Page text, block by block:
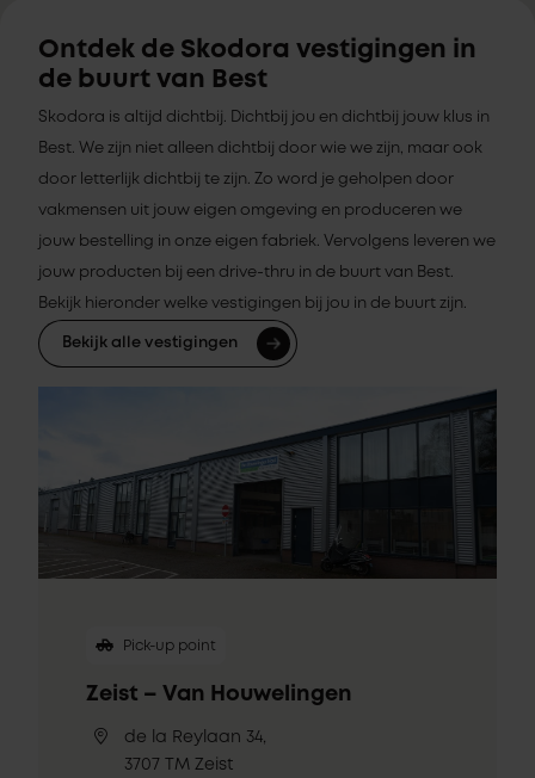
Ontdek de Skodora vestigingen in
de buurt van Best
Skodora is altijd dichtbij. Dichtbij jou en dichtbij jouw klus in
Best. We zijn niet alleen dichtbij door wie we zijn, maar ook
door letterlijk dichtbij te zijn. Zo word je geholpen door
vakmensen uit jouw eigen omgeving en produceren we
jouw bestelling in onze eigen fabriek. Vervolgens leveren we
jouw producten bij een drive-thru in de buurt van Best.
Bekijk hieronder welke vestigingen bij jou in de buurt zijn.
Bekijk alle vestigingen
Pick-up point
Zeist – Van Houwelingen
de la Reylaan 34,
3707 TM Zeist